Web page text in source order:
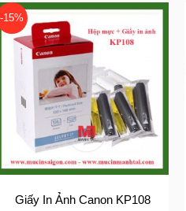
-15%
Giấy In Ảnh Canon KP108